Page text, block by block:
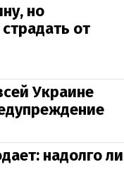
но
от
Украине
надолго ли